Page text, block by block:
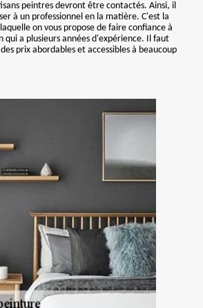
peintres devront être contactés. Ainsi, il
à un professionnel en la matière. C'est la
on vous propose de faire confiance à
qui a plusieurs années d'expérience. Il faut
prix abordables et accessibles à beaucoup